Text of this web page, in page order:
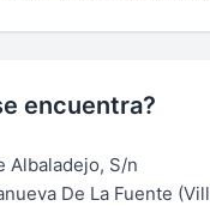
encuentra?
Albaladejo, S/n
De La Fuente